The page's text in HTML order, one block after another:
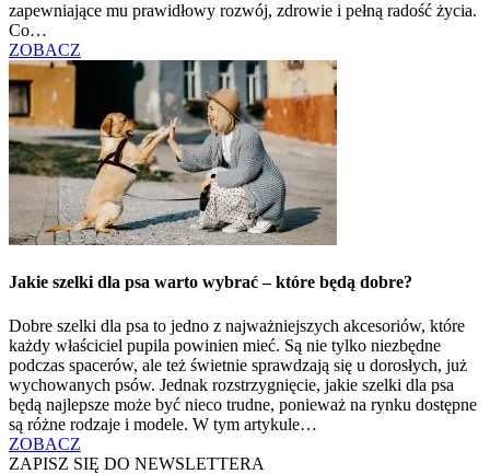
zapewniające mu prawidłowy rozwój, zdrowie i pełną radość życia.
Co…
ZOBACZ
Jakie szelki dla psa warto wybrać – które będą dobre?
Dobre szelki dla psa to jedno z najważniejszych akcesoriów, które
każdy właściciel pupila powinien mieć. Są nie tylko niezbędne
podczas spacerów, ale też świetnie sprawdzają się u dorosłych, już
wychowanych psów. Jednak rozstrzygnięcie, jakie szelki dla psa
będą najlepsze może być nieco trudne, ponieważ na rynku dostępne
są różne rodzaje i modele. W tym artykule…
ZOBACZ
ZAPISZ SIĘ DO NEWSLETTERA